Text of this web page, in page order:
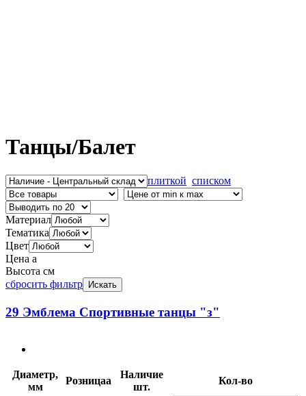
Танцы/Балет
плиткой списком
Материал
Тематика
Цвет
Цена a
Высота см
сбросить фильтр
Искать
29 Эмблема Спортивные танцы "з"
Диаметр,
мм
Розницаa
Наличие
шт.
Кол-во